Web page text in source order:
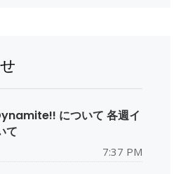
について 各週イ
て
7:37 PM